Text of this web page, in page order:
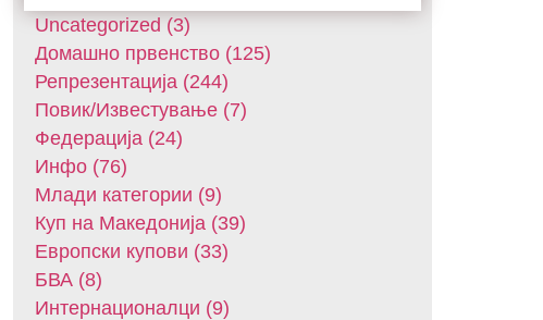
Uncategorized (3)
Домашнo првенство (125)
Репрезентација (244)
Повик/Известување (7)
Федерација (24)
Инфо (76)
Млади категории (9)
Куп на Македонија (39)
Европски купови (33)
БВА (8)
Интернационалци (9)